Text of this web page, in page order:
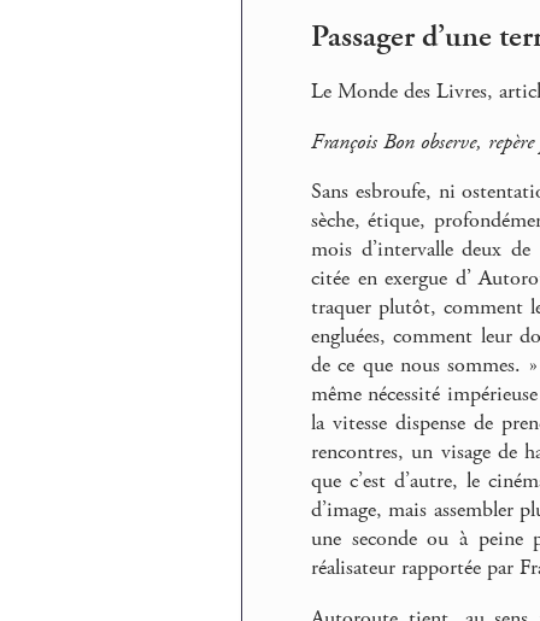
Passager d’une
Le Monde des Livres,
François Bon observe,
Sans esbroufe, ni
sèche, étique,
mois d’intervalle deux de
citée en exergue d’
traquer plutôt, comment
engluées, comment leur
de ce que nous sommes.
même nécessité
la vitesse dispense de
rencontres, un visage de
que c’est d’autre, le
d’image, mais assembler
une seconde ou à peine
réalisateur rapportée par